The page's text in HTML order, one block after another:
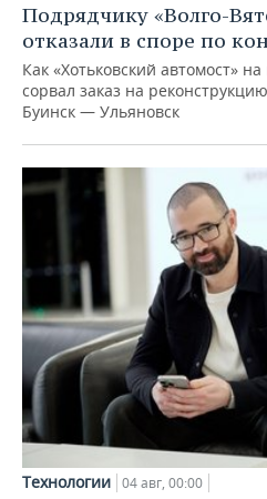
Подрядчику «Волго-
отказали в споре по
Как «Хотьковский автомост»
сорвал заказ на
Буинск — Ульяновск
Технологии 04 авг, 00:00